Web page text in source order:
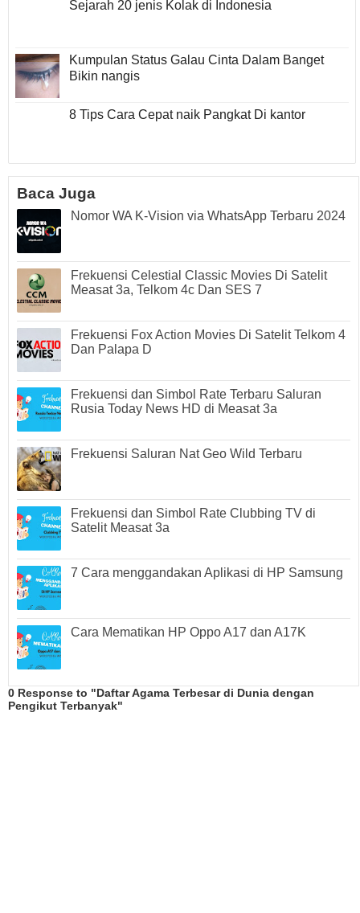
Sejarah 20 jenis Kolak di Indonesia
Kumpulan Status Galau Cinta Dalam Banget
Bikin nangis
8 Tips Cara Cepat naik Pangkat Di kantor
Baca Juga
Nomor WA K-Vision via WhatsApp Terbaru 2024
Frekuensi Celestial Classic Movies Di Satelit
Measat 3a, Telkom 4c Dan SES 7
Frekuensi Fox Action Movies Di Satelit Telkom 4
Dan Palapa D
Frekuensi dan Simbol Rate Terbaru Saluran
Rusia Today News HD di Measat 3a
Frekuensi Saluran Nat Geo Wild Terbaru
Frekuensi dan Simbol Rate Clubbing TV di
Satelit Measat 3a
7 Cara menggandakan Aplikasi di HP Samsung
Cara Mematikan HP Oppo A17 dan A17K
0 Response to "Daftar Agama Terbesar di Dunia dengan
Pengikut Terbanyak"